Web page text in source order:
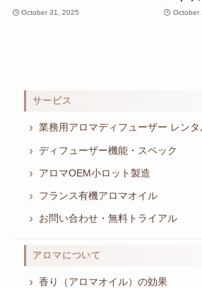
October 31, 2025 October
サービス
業務用アロマディフューザー レンタ
ディフューザー機能・スペック
アロマOEM小ロット製造
フランス有機アロマオイル
お問い合わせ・無料トライアル
アロマについて
香り（アロマオイル）の効果